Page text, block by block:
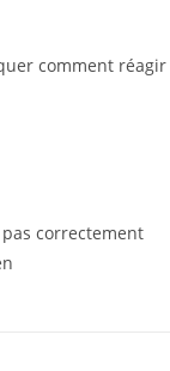
comment
correctement